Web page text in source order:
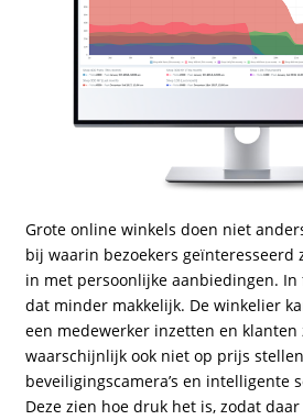
Grote online winkels doen niet
bij waarin bezoekers geïnteresseerd
in met persoonlijke aanbiedingen. In
dat minder makkelijk. De winkelier
een medewerker inzetten en klanten
waarschijnlijk ook niet op prijs
beveiligingscamera’s en intelligente
Deze zien hoe druk het is, zodat